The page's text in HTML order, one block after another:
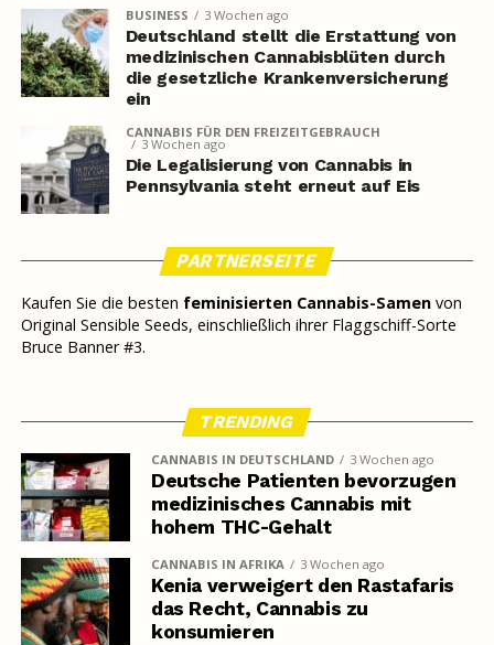
BUSINESS 3 Wochen ago
Deutschland stellt die Erstattung von
medizinischen Cannabisblüten durch
die gesetzliche Krankenversicherung
ein
CANNABIS FÜR DEN FREIZEITGEBRAUCH
3 Wochen ago
Die Legalisierung von Cannabis in
Pennsylvania steht erneut auf Eis
PARTNERSEITE
Kaufen Sie die besten feminisierten Cannabis-Samenvon
Original Sensible Seeds, einschließlich ihrer Flaggschiff-Sorte
Bruce Banner #3.
TRENDING
CANNABIS IN DEUTSCHLAND 3 Wochen ago
Deutsche Patienten bevorzugen
medizinisches Cannabis mit
hohem THC-Gehalt
CANNABIS IN AFRIKA 3 Wochen ago
Kenia verweigert den Rastafaris
das Recht, Cannabis zu
konsumieren